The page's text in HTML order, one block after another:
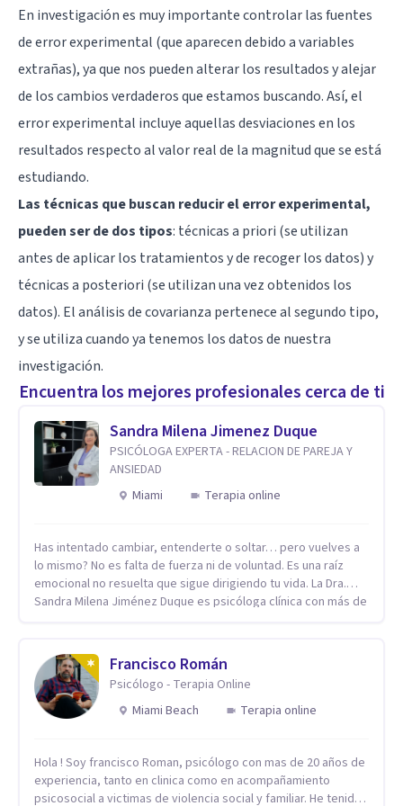
En investigación es muy importante controlar las fuentes
de error experimental (que aparecen debido a variables
extrañas), ya que nos pueden alterar los resultados y alejar
de los cambios verdaderos que estamos buscando. Así, el
error experimental incluye aquellas desviaciones en los
resultados respecto al valor real de la magnitud que se está
estudiando.
Las técnicas que buscan reducir el error experimental,
pueden ser de dos tipos: técnicas a priori (se utilizan
antes de aplicar los tratamientos y de recoger los datos) y
técnicas a posteriori (se utilizan una vez obtenidos los
datos). El análisis de covarianza pertenece al segundo tipo,
y se utiliza cuando ya tenemos los datos de nuestra
investigación.
Encuentra los mejores profesionales cerca de ti
Sandra Milena Jimenez Duque
PSICÓLOGA EXPERTA - RELACION DE PAREJA Y
ANSIEDAD
Miami
Terapia online
Has intentado cambiar, entenderte o soltar… pero vuelves a
lo mismo? No es falta de fuerza ni de voluntad. Es una raíz
emocional no resuelta que sigue dirigiendo tu vida. La Dra.
Sandra Milena Jiménez Duque es psicóloga clínica con más de
ansiedad, la baja autoestima, la dependencia emocional y los
conflictos de pareja. Ha trabajado con pacientes en
diferentes países, acompañando procesos complejos. Su
enfoque terapéutico se diferencia por una premisa clara: no
sistema emocional, reprocesamiento de heridas de la
infancia y reestructuración cognitiva profunda, permitiendo
transformar patrones, emociones y decisiones desde su
Francisco Román
Psicólogo - Terapia Online
Miami Beach
Terapia online
Hola ! Soy francisco Roman, psicólogo con mas de 20 años de
experiencia, tanto en clinica como en acompañamiento
psicosocial a victimas de violencia social y familiar. He tenido